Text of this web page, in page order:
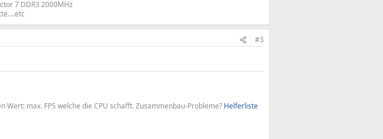
7 DDR3 2000MHz
#3
max. FPS welche die CPU schafft. Zusammenbau-Probleme? Helferliste